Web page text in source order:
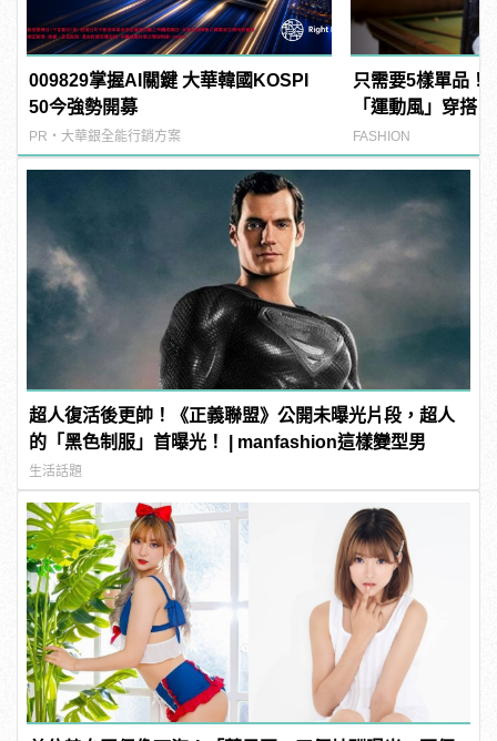
009829掌握AI關鍵 大華韓國KOSPI
50今強勢開募
PR・大華銀全能行銷方案
只需要5樣單品！
「運動風」穿搭
FASHION
超人復活後更帥！《正義聯盟》公開未曝光片段，超人
的「黑色制服」首曝光！ | manfashion這樣變型男
生活話題